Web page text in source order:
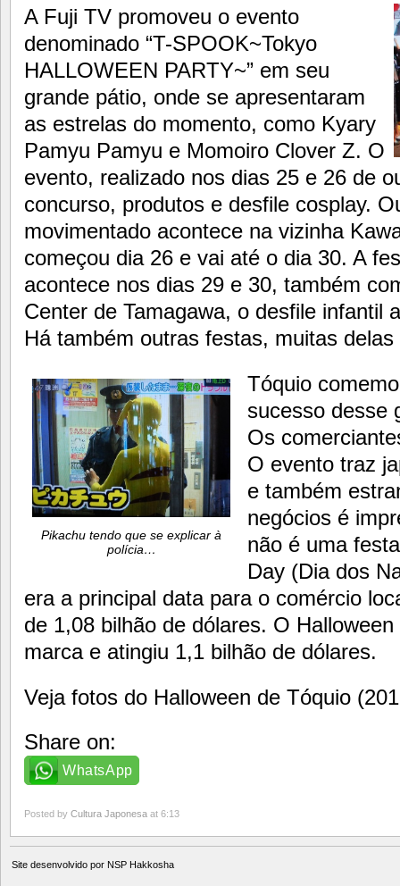
A Fuji TV promoveu o evento
denominado “T-SPOOK~Tokyo
HALLOWEEN PARTY~” em seu
grande pátio, onde se apresentaram
as estrelas do momento, como Kyary
Pamyu Pamyu e Momoiro Clover Z. O
evento, realizado nos dias 25 e 26 de
concurso, produtos e desfile cosplay.
movimentado acontece na vizinha
começou dia 26 e vai até o dia 30. A
acontece nos dias 29 e 30, também
Center de Tamagawa, o desfile infantil
Há também outras festas, muitas
Pikachu tendo que se explicar à
polícia…
Tóquio
sucesso desse
Os
O evento traz
e também
negócios é
não é uma
Day (Dia dos
era a principal data para o comércio
de 1,08 bilhão de dólares. O
marca e atingiu 1,1 bilhão de dólares.
Veja fotos do Halloween de Tóquio
Share on:
WhatsApp
Posted by Cultura Japonesa at 6:13
Site desenvolvido por NSP Hakkosha